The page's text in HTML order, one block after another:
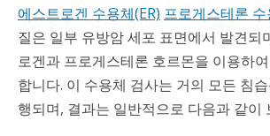
에스트로겐 수용체(ER) 프로게스테론 수
질은 일부 유방암 세포 표면에서 발견되
로겐과 프로게스테론 호르몬을 이용하
합니다. 이 수용체 검사는 거의 모든 침
행되며, 결과는 일반적으로 다음과 같이